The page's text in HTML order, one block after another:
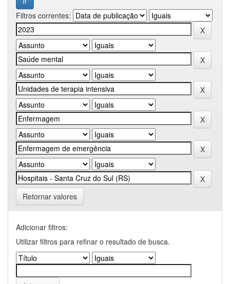
Filtros correntes:
Retornar valores
Adicionar filtros:
Utilizar filtros para refinar o resultado de busca.